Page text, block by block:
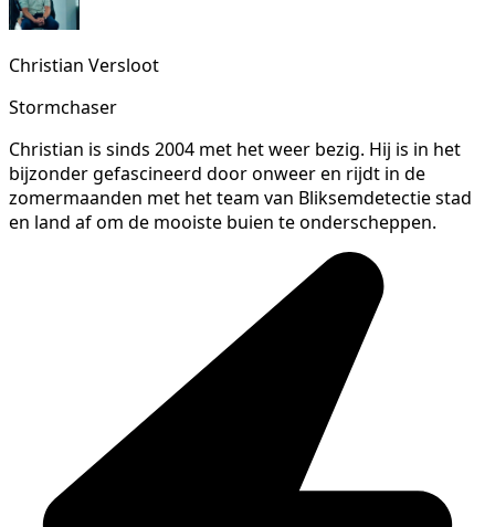
Christian Versloot
Stormchaser
Christian is sinds 2004 met het weer bezig. Hij is in het
bijzonder gefascineerd door onweer en rijdt in de
zomermaanden met het team van Bliksemdetectie stad
en land af om de mooiste buien te onderscheppen.